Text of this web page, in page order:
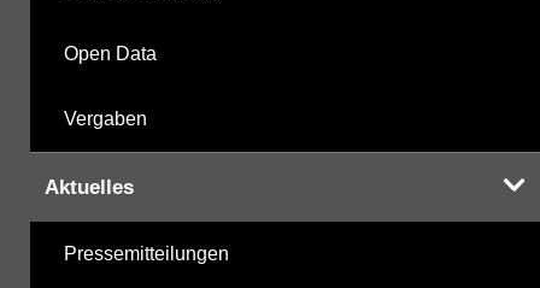
Open Data
Vergaben
Aktuelles
Pressemitteilungen